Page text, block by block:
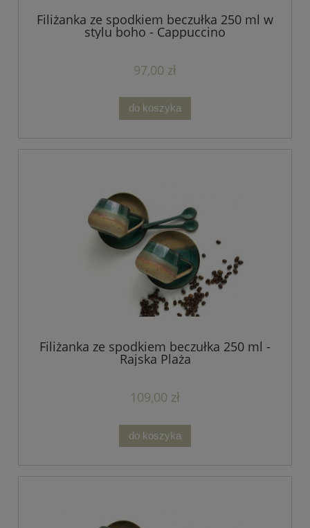
Filiżanka ze spodkiem beczułka 250 ml w
stylu boho - Cappuccino
97,00 zł
do koszyka
Filiżanka ze spodkiem beczułka 250 ml -
Rajska Plaża
109,00 zł
do koszyka